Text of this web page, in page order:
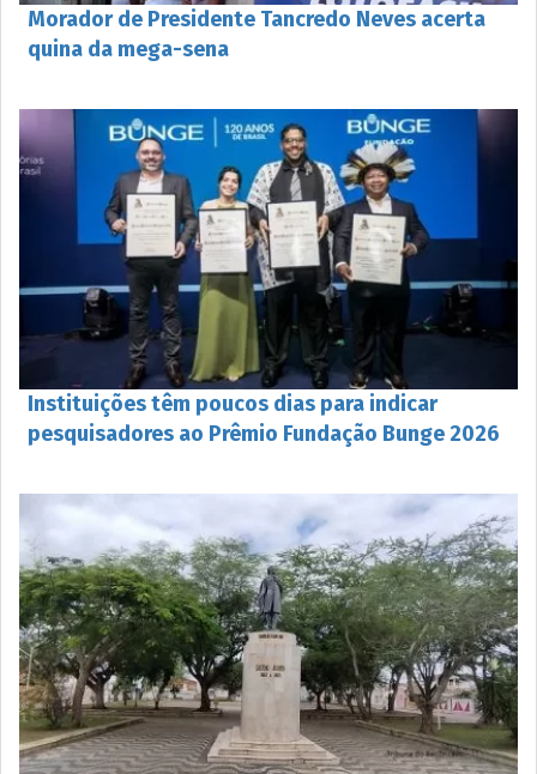
Morador de Presidente Tancredo Neves acerta
quina da mega-sena
Instituições têm poucos dias para indicar
pesquisadores ao Prêmio Fundação Bunge 2026